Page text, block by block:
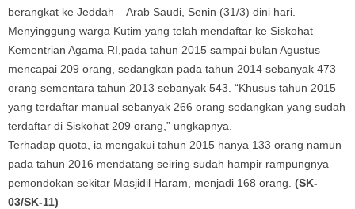
berangkat ke Jeddah – Arab Saudi, Senin (31/3) dini hari.
Menyinggung warga Kutim yang telah mendaftar ke Siskohat
Kementrian Agama RI,pada tahun 2015 sampai bulan Agustus
mencapai 209 orang, sedangkan pada tahun 2014 sebanyak 473
orang sementara tahun 2013 sebanyak 543. “Khusus tahun 2015
yang terdaftar manual sebanyak 266 orang sedangkan yang sudah
terdaftar di Siskohat 209 orang,” ungkapnya.
Terhadap quota, ia mengakui tahun 2015 hanya 133 orang namun
pada tahun 2016 mendatang seiring sudah hampir rampungnya
pemondokan sekitar Masjidil Haram, menjadi 168 orang. (SK-
03/SK-11)